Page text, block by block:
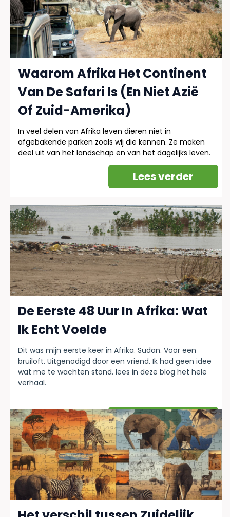
Waarom Afrika Het Continent
Van De Safari Is (En Niet Azië
Of Zuid-Amerika)
In veel delen van Afrika leven dieren niet in
afgebakende parken zoals wij die kennen. Ze maken
deel uit van het landschap en van het dagelijks leven.
Lees verder
De Eerste 48 Uur In Afrika: Wat
Ik Echt Voelde
Dit was mijn eerste keer in Afrika. Sudan. Voor een
bruiloft. Uitgenodigd door een vriend. Ik had geen idee
wat me te wachten stond. lees in deze blog het hele
verhaal.
Lees verder